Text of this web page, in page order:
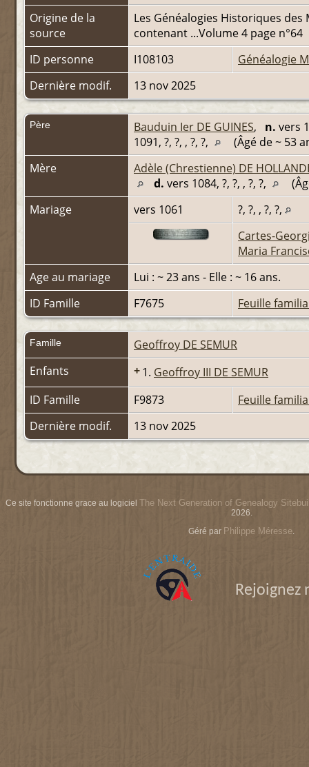
Origine de la
source
Les Généalogies Historiques des
contenant ...Volume 4 page n°64
ID personne
I108103
Généalogie
Dernière modif.
13 nov 2025
Père Bauduin Ier DE GUINES, n. vers
1091, ?, ?, , ?, ?,
(Âgé de ~ 53
Mère
Adèle (Chrestienne) DE
d. vers 1084, ?, ?, , ?, ?,
Mariage
vers 1061
?, ?, , ?, ?,
Cartes-
Maria
Age au mariage
Lui : ~ 23 ans - Elle : ~ 16 ans.
ID Famille
F7675 Feuille
Famille
Geoffroy DE SEMUR
Enfants
+1. Geoffroy III DE SEMUR
ID Famille
F9873
Feuille
Dernière modif.
13 nov 2025
Ce site fonctionne grace au logiciel The Next Generation of Genealogy
2026.
Géré par Philippe Méresse.
Rejoignez